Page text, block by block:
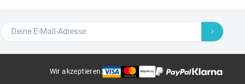
Wir akzeptieren: